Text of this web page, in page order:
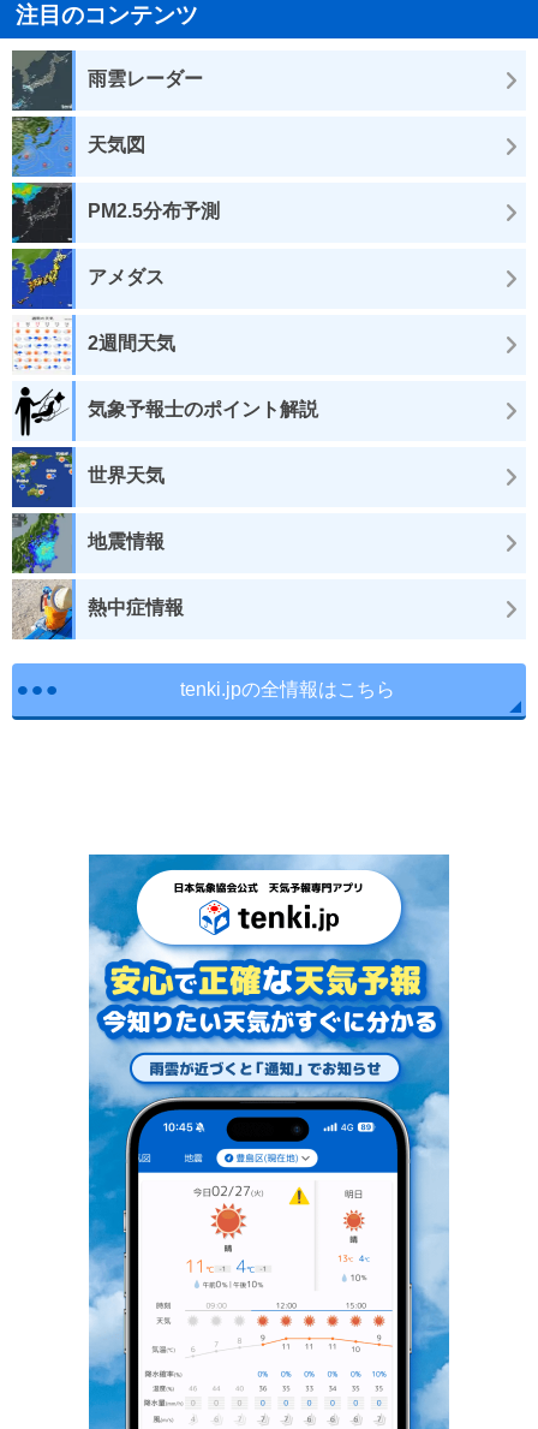
注目のコンテンツ
雨雲レーダー
天気図
PM2.5分布予測
アメダス
2週間天気
気象予報士のポイント解説
世界天気
地震情報
熱中症情報
tenki.jpの全情報はこちら